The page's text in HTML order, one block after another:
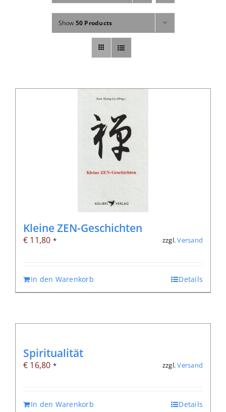
Fachbücher
Poster, Karten, Medien
Show 50 Products
Kleine ZEN-Geschichten
€ 11,80 * zzgl.Versand
In den Warenkorb Details
Spiritualität
€ 16,80 * zzgl.Versand
In den Warenkorb Details